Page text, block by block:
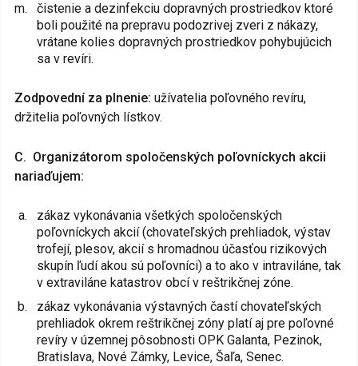
čistenie a dezinfekciu dopravných prostriedkov ktoré
boli použité na prepravu podozrivej zveri z nákazy,
vrátane kolies dopravných prostriedkov pohybujúcich
sa v revíri.
Zodpovední za plnenie: užívatelia poľovného revíru,
držitelia poľovných lístkov.
C. Organizátorom spoločenských poľovníckych akcii
nariaďujem:
zákaz vykonávania všetkých spoločenských
poľovníckych akcií (chovateľských prehliadok, výstav
trofejí, plesov, akcií s hromadnou účasťou rizikových
skupín ľudí akou sú poľovníci) a to ako v intraviláne, tak
v extraviláne katastrov obcí v reštrikčnej zóne.
zákaz vykonávania výstavných častí chovateľských
prehliadok okrem reštrikčnej zóny platí aj pre poľovné
revíry v územnej pôsobnosti OPK Galanta, Pezinok,
Bratislava, Nové Zámky, Levice, Šaľa, Senec.